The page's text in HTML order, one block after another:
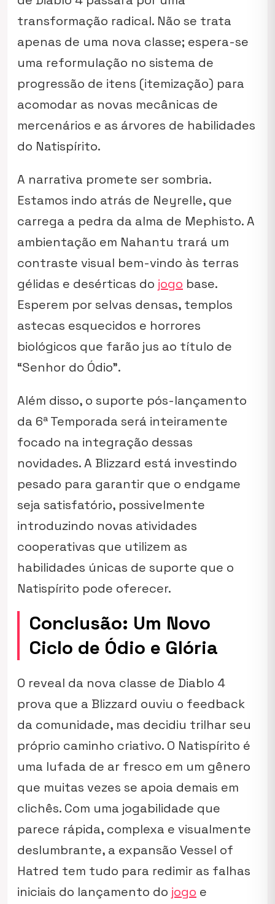
transformação radical. Não se trata
apenas de uma nova classe; espera-se
uma reformulação no sistema de
progressão de itens (itemização) para
acomodar as novas mecânicas de
mercenários e as árvores de habilidades
do Natispírito.
A narrativa promete ser sombria.
Estamos indo atrás de Neyrelle, que
carrega a pedra da alma de Mephisto. A
ambientação em Nahantu trará um
contraste visual bem-vindo às terras
gélidas e desérticas do jogo base.
Esperem por selvas densas, templos
astecas esquecidos e horrores
biológicos que farão jus ao título de
“Senhor do Ódio”.
Além disso, o suporte pós-lançamento
da 6ª Temporada será inteiramente
focado na integração dessas
novidades. A Blizzard está investindo
pesado para garantir que o endgame
seja satisfatório, possivelmente
introduzindo novas atividades
cooperativas que utilizem as
habilidades únicas de suporte que o
Natispírito pode oferecer.
Conclusão: Um Novo
Ciclo de Ódio e Glória
O reveal da nova classe de Diablo 4
prova que a Blizzard ouviu o feedback
da comunidade, mas decidiu trilhar seu
próprio caminho criativo. O Natispírito é
uma lufada de ar fresco em um gênero
que muitas vezes se apoia demais em
clichês. Com uma jogabilidade que
parece rápida, complexa e visualmente
deslumbrante, a expansão Vessel of
Hatred tem tudo para redimir as falhas
iniciais do lançamento do jogo e